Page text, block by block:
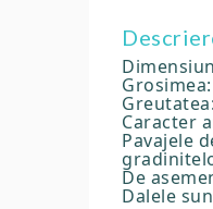
Caracter
Pavajele
De
Dalele